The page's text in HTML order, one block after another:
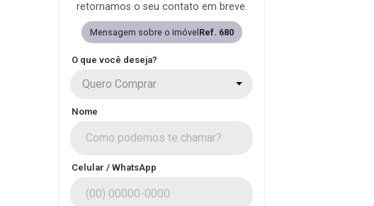
retornamos o seu contato em breve.
Mensagem sobre o imóvel Ref. 680
O que você deseja?
Quero Comprar
Nome
Celular / WhatsApp